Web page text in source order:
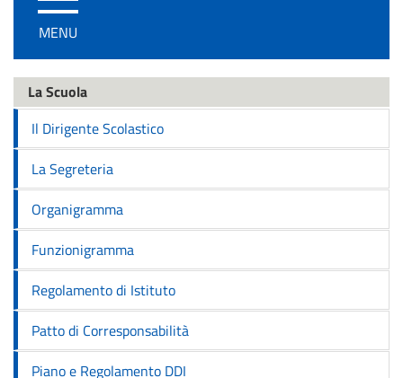
/
disattiva
navigazione
MENU
La Scuola
Il Dirigente Scolastico
La Segreteria
Organigramma
Funzionigramma
Regolamento di Istituto
Patto di Corresponsabilità
Piano e Regolamento DDI